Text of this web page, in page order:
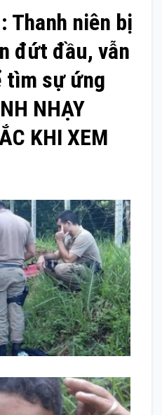
Thanh niên bị
đứt đầu, vẫn
tìm sự ứng
NHẠY
KHI XEM